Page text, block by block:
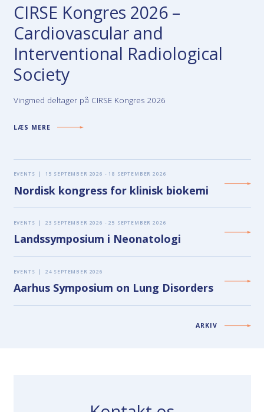
CIRSE Kongres 2026 –
Cardiovascular and
Interventional Radiological
Society
Vingmed deltager på CIRSE Kongres 2026
LÆS MERE
EVENTS | 15 SEPTEMBER 2026 - 18 SEPTEMBER 2026
Nordisk kongress for klinisk biokemi
EVENTS | 23 SEPTEMBER 2026 - 25 SEPTEMBER 2026
Landssymposium i Neonatologi
EVENTS | 24 SEPTEMBER 2026
Aarhus Symposium on Lung Disorders
ARKIV